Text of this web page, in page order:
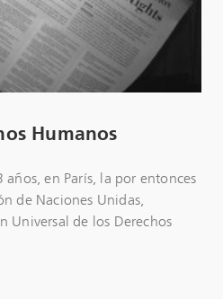
Humanos
años, en París, la por entonces
de Naciones Unidas,
Universal de los Derechos